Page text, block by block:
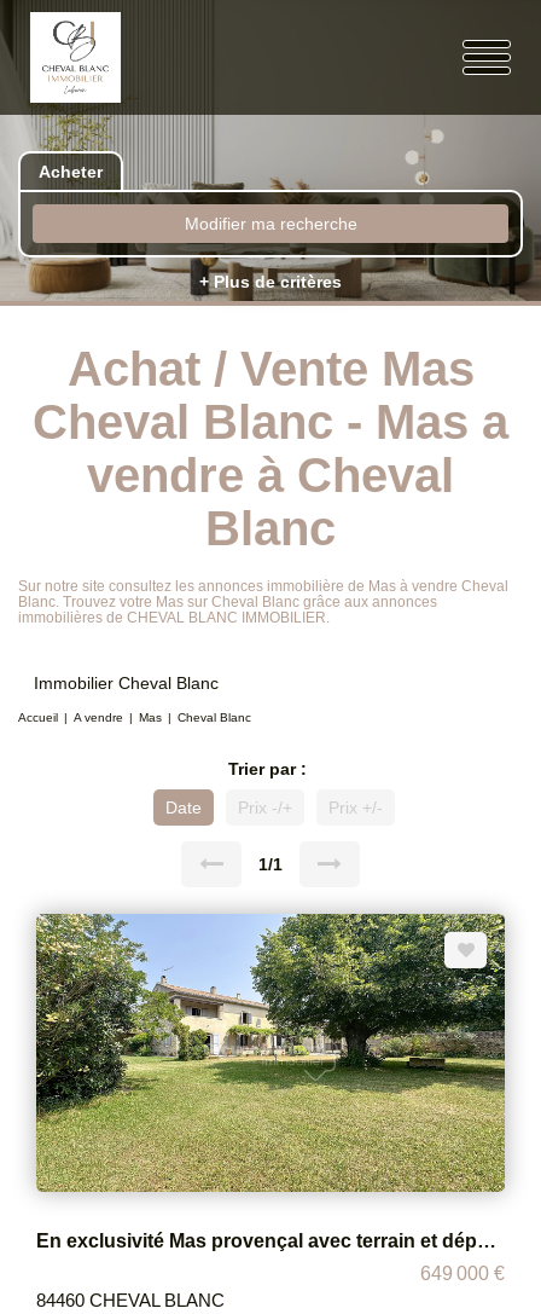
Acheter
Modifier ma recherche
+ Plus de critères
Achat / Vente Mas
Cheval Blanc - Mas a
vendre à Cheval
Blanc
Sur notre site consultez les annonces immobilière de Mas à vendre Cheval
Blanc. Trouvez votre Mas sur Cheval Blanc grâce aux annonces
immobilières de CHEVAL BLANC IMMOBILIER.
Immobilier Cheval Blanc
Accueil A vendre Mas Cheval Blanc
Trier par :
Date
Prix -/+ Prix +/-
1/1
En exclusivité Mas provençal avec terrain et dépendances
649 000 €
84460 CHEVAL BLANC